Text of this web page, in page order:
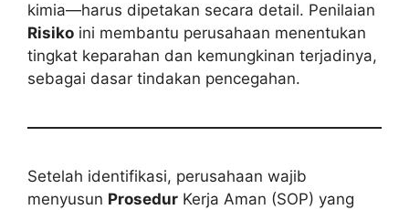
kimia—harus dipetakan secara detail. Penilaian
Risiko ini membantu perusahaan menentukan
tingkat keparahan dan kemungkinan terjadinya,
sebagai dasar tindakan pencegahan.
Setelah identifikasi, perusahaan wajib
menyusun Prosedur Kerja Aman (SOP) yang